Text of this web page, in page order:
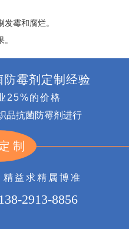
霉和腐烂。
霉剂定制经验
25%的价格
品抗菌防霉剂进行
制
益求精属博准
138-2913-8856